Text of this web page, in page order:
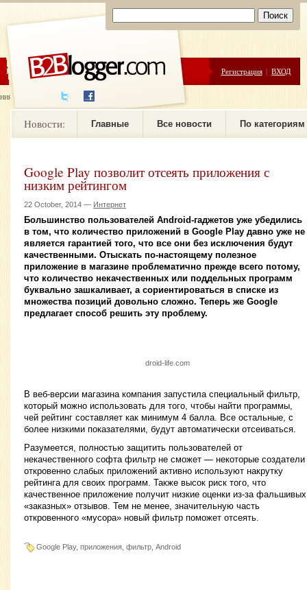
ЦЕНЫ ПОМОЩЬ Регистрация | ВХОД
новостей
Новости: Главные Все новости По категориям
Google Play позволит отсеять приложения с
низким рейтингом
22 October, 2014 — Интернет
Большинство пользователей Android-гаджетов уже убедились
в том, что количество приложений в Google Play давно уже не
является гарантией того, что все они без исключения будут
качественными. Отыскать по-настоящему полезное
приложение в магазине проблематично прежде всего потому,
что количество некачественных или поддельных программ
буквально зашкаливает, а сориентироваться в списке из
множества позиций довольно сложно. Теперь же Google
предлагает способ решить эту проблему.
droid-life.com
В веб-версии магазина компания запустила специальный фильтр,
который можно использовать для того, чтобы найти программы,
чей рейтинг составляет как минимум 4 балла. Все остальные, с
более низкими показателями, будут автоматически отсеиваться.
Разумеется, полностью защитить пользователей от
некачественного софта фильтр не сможет — некоторые создатели
откровенно слабых приложений активно используют накрутку
рейтинга для своих программ. Также высок риск того, что
качественное приложение получит низкие оценки из-за фальшивых
«заказных» отзывов. Тем не менее, значительную часть
откровенного «мусора» новый фильтр поможет отсеять.
Google Play, приложения, фильтр, Android